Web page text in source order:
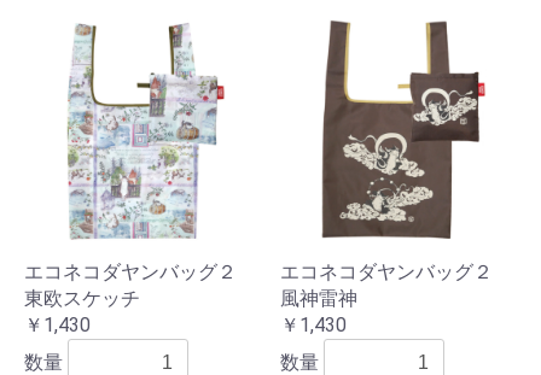
エコネコダヤンバッグ２
東欧スケッチ
￥1,430
数量
エコネコダヤンバッグ２
風神雷神
￥1,430
数量